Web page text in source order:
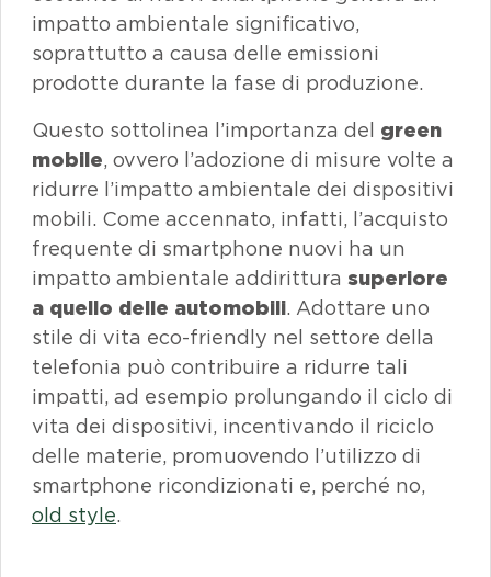
impatto ambientale significativo,
soprattutto a causa delle emissioni
prodotte durante la fase di produzione.
Questo sottolinea l’importanza del green
mobile, ovvero l’adozione di misure volte a
ridurre l’impatto ambientale dei dispositivi
mobili. Come accennato, infatti, l’acquisto
frequente di smartphone nuovi ha un
impatto ambientale addirittura superiore
a quello delle automobili. Adottare uno
stile di vita eco-friendly nel settore della
telefonia può contribuire a ridurre tali
impatti, ad esempio prolungando il ciclo di
vita dei dispositivi, incentivando il riciclo
delle materie, promuovendo l’utilizzo di
smartphone ricondizionati e, perché no,
old style.